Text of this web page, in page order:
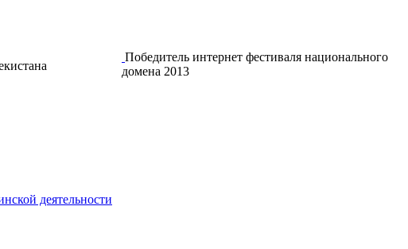
Победитель интернет фестиваля национального
домена 2013
деятельности